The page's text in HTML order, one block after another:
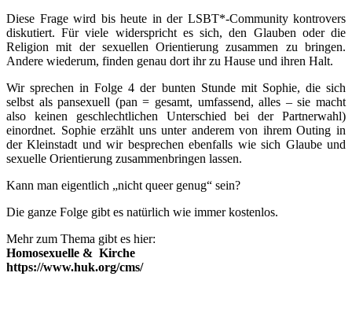
Diese Frage wird bis heute in der LSBT*-Community kontrovers
diskutiert. Für viele widerspricht es sich, den Glauben oder die
Religion mit der sexuellen Orientierung zusammen zu bringen.
Andere wiederum, finden genau dort ihr zu Hause und ihren Halt.
Wir sprechen in Folge 4 der bunten Stunde mit Sophie, die sich
selbst als pansexuell (pan = gesamt, umfassend, alles – sie macht
also keinen geschlechtlichen Unterschied bei der Partnerwahl)
einordnet. Sophie erzählt uns unter anderem von ihrem Outing in
der Kleinstadt und wir besprechen ebenfalls wie sich Glaube und
sexuelle Orientierung zusammenbringen lassen.
Kann man eigentlich „nicht queer genug“ sein?
Die ganze Folge gibt es natürlich wie immer kostenlos.
Mehr zum Thema gibt es hier:
Homosexuelle & Kirche
https://www.huk.org/cms/